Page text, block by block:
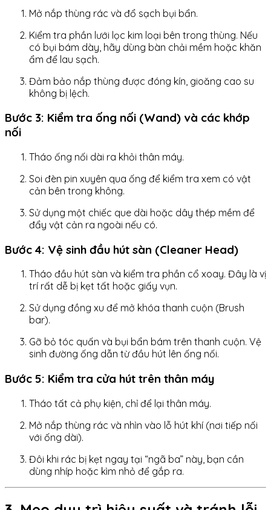
Mở nắp thùng rác và đổ sạch bụi bẩn.
Kiểm tra phần lưới lọc kim loại bên trong thùng. Nếu
có bụi bám dày, hãy dùng bàn chải mềm hoặc khăn
ẩm để lau sạch.
Đảm bảo nắp thùng được đóng kín, gioăng cao su
không bị lệch.
Bước 3: Kiểm tra ống nối (Wand) và các khớp
nối
Tháo ống nối dài ra khỏi thân máy.
Soi đèn pin xuyên qua ống để kiểm tra xem có vật
cản bên trong không.
Sử dụng một chiếc que dài hoặc dây thép mềm để
đẩy vật cản ra ngoài nếu có.
Bước 4: Vệ sinh đầu hút sàn (Cleaner Head)
Tháo đầu hút sàn và kiểm tra phần cổ xoay. Đây là vị
trí rất dễ bị kẹt tất hoặc giấy vụn.
Sử dụng đồng xu để mở khóa thanh cuộn (Brush
bar).
Gỡ bỏ tóc quấn và bụi bẩn bám trên thanh cuộn. Vệ
sinh đường ống dẫn từ đầu hút lên ống nối.
Bước 5: Kiểm tra cửa hút trên thân máy
Tháo tất cả phụ kiện, chỉ để lại thân máy.
Mở nắp thùng rác và nhìn vào lỗ hút khí (nơi tiếp nối
với ống dài).
Đôi khi rác bị kẹt ngay tại “ngã ba” này, bạn cần
dùng nhíp hoặc kìm nhỏ để gắp ra.